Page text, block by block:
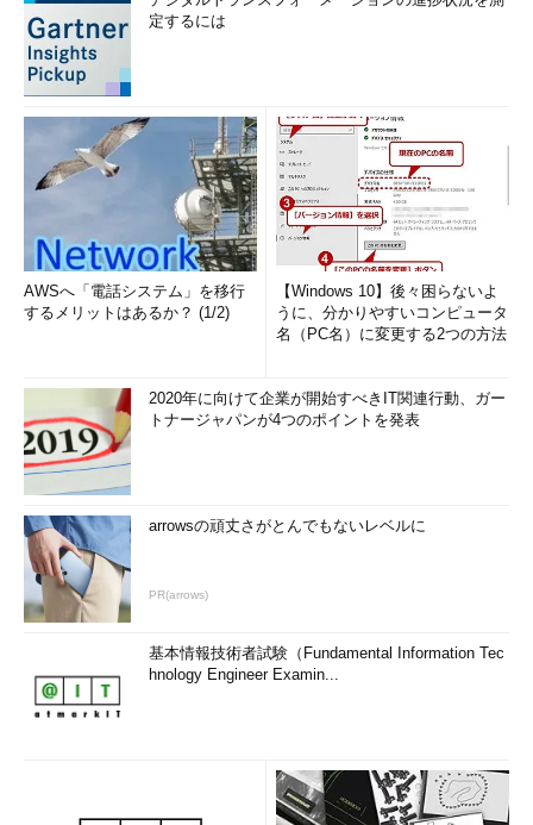
定するには
AWSへ「電話システム」を移行
するメリットはあるか？ (1/2)
【Windows 10】後々困らないよ
うに、分かりやすいコンピュータ
名（PC名）に変更する2つの方法
2020年に向けて企業が開始すべきIT関連行動、ガー
トナージャパンが4つのポイントを発表
arrowsの頑丈さがとんでもないレベルに
PR(arrows)
基本情報技術者試験（Fundamental Information Tec
hnology Engineer Examin...